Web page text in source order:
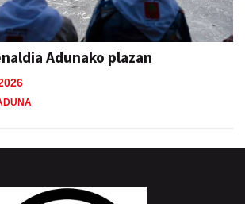
Adunako plazan